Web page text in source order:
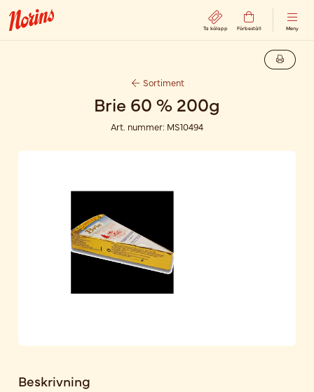
Ta kölapp Förbeställ Meny
Sortiment
Brie 60 % 200g
Art. nummer: MS10494
Beskrivning